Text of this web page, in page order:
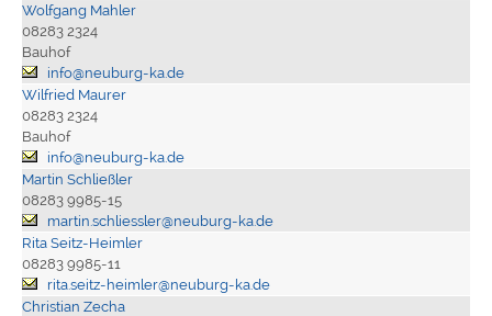
Wolfgang Mahler
08283 2324
Bauhof
info@neuburg-ka.de
Wilfried Maurer
08283 2324
Bauhof
info@neuburg-ka.de
Martin Schließler
08283 9985-15
martin.schliessler@neuburg-ka.de
Rita Seitz-Heimler
08283 9985-11
rita.seitz-heimler@neuburg-ka.de
Christian Zecha